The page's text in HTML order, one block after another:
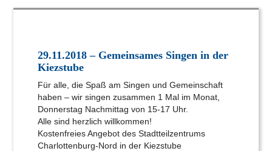
29.11.2018 – Gemeinsames Singen in der
Kiezstube
Für alle, die Spaß am Singen und Gemeinschaft
haben – wir singen zusammen 1 Mal im Monat,
Donnerstag Nachmittag von 15-17 Uhr.
Alle sind herzlich willkommen!
Kostenfreies Angebot des Stadtteilzentrums
Charlottenburg-Nord in der Kiezstube